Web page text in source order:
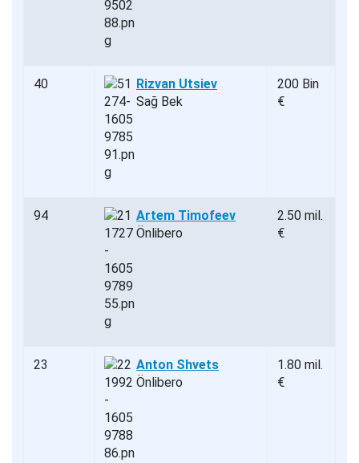
40
Rizvan Utsiev
Sağ Bek
200 Bin
€
94
Artem Timofeev
Önlibero
2.50 mil.
€
23
Anton Shvets
Önlibero
1.80 mil.
€